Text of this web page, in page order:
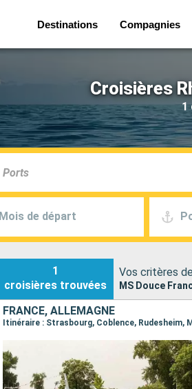
Destinations Compagnies
Croisières
1
Mois de départ
1
croisières trouvées
Vos critères
MS Douce
FRANCE, ALLEMAGNE
Itinéraire : Strasbourg, Coblence, Rudesheim,